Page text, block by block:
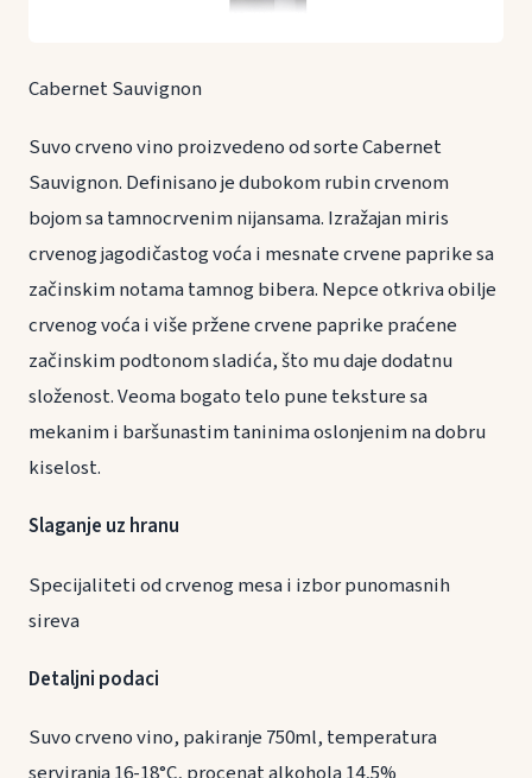
Cabernet Sauvignon
Suvo crveno vino proizvedeno od sorte Cabernet
Sauvignon. Definisano je dubokom rubin crvenom
bojom sa tamnocrvenim nijansama. Izražajan miris
crvenog jagodičastog voća i mesnate crvene paprike sa
začinskim notama tamnog bibera. Nepce otkriva obilje
crvenog voća i više pržene crvene paprike praćene
začinskim podtonom sladića, što mu daje dodatnu
složenost. Veoma bogato telo pune teksture sa
mekanim i baršunastim taninima oslonjenim na dobru
kiselost.
Slaganje uz hranu
Specijaliteti od crvenog mesa i izbor punomasnih
sireva
Detaljni podaci
Suvo crveno vino, pakiranje 750ml, temperatura